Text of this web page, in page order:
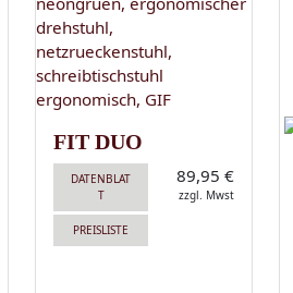
FIT DUO
DATENBLAT
T
PREISLISTE
89,95 €
zzgl. Mwst